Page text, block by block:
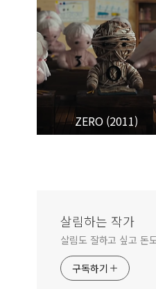
ZERO (2011)
살림하는 작가
살림도 잘하고 싶고 돈
구독하기